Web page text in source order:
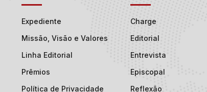
Expediente
Missão, Visão e Valores
Linha Editorial
Prêmios
Política de Privacidade
Charge
Editorial
Entrevista
Episcopal
Reflexão